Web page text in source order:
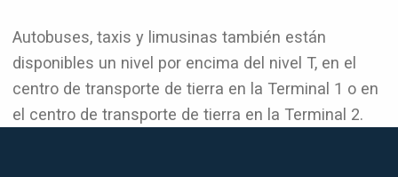
Autobuses, taxis y limusinas también están
disponibles un nivel por encima del nivel T, en el
centro de transporte de tierra en la Terminal 1 o en
el centro de transporte de tierra en la Terminal 2.